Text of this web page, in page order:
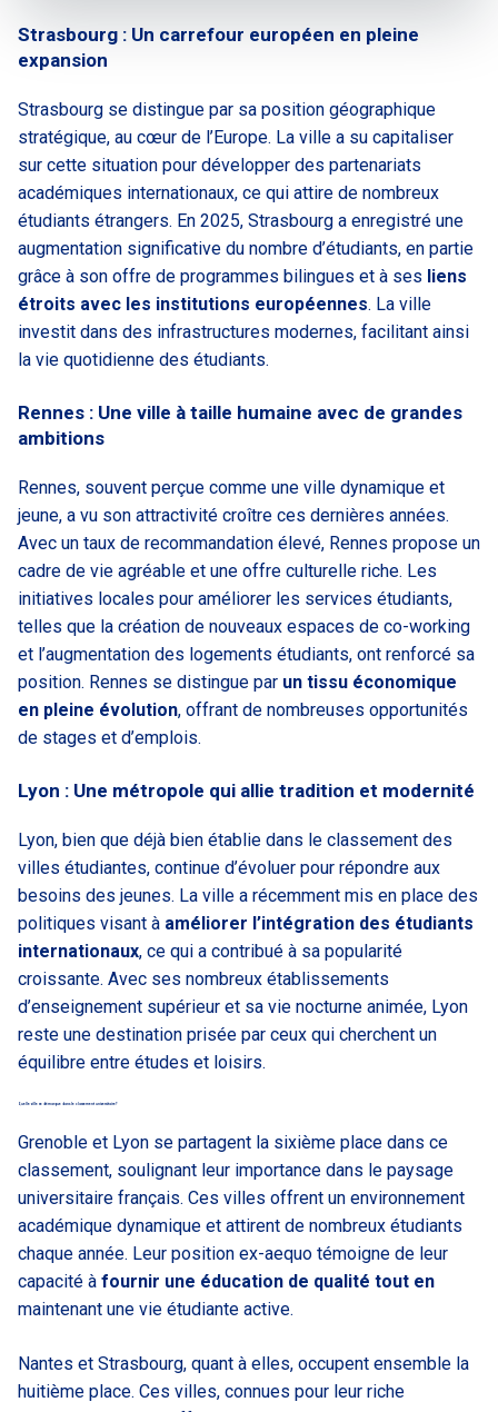
Strasbourg : Un carrefour européen en pleine
expansion
Strasbourg se distingue par sa position géographique
stratégique, au cœur de l’Europe. La ville a su capitaliser
sur cette situation pour développer des partenariats
académiques internationaux, ce qui attire de nombreux
étudiants étrangers. En 2025, Strasbourg a enregistré une
augmentation significative du nombre d’étudiants, en partie
grâce à son offre de programmes bilingues et à ses liens
étroits avec les institutions européennes. La ville
investit dans des infrastructures modernes, facilitant ainsi
la vie quotidienne des étudiants.
Rennes : Une ville à taille humaine avec de grandes
ambitions
Rennes, souvent perçue comme une ville dynamique et
jeune, a vu son attractivité croître ces dernières années.
Avec un taux de recommandation élevé, Rennes propose un
cadre de vie agréable et une offre culturelle riche. Les
initiatives locales pour améliorer les services étudiants,
telles que la création de nouveaux espaces de co-working
et l’augmentation des logements étudiants, ont renforcé sa
position. Rennes se distingue par un tissu économique
en pleine évolution, offrant de nombreuses opportunités
de stages et d’emplois.
Lyon : Une métropole qui allie tradition et modernité
Lyon, bien que déjà bien établie dans le classement des
villes étudiantes, continue d’évoluer pour répondre aux
besoins des jeunes. La ville a récemment mis en place des
politiques visant à améliorer l’intégration des étudiants
internationaux, ce qui a contribué à sa popularité
croissante. Avec ses nombreux établissements
d’enseignement supérieur et sa vie nocturne animée, Lyon
reste une destination prisée par ceux qui cherchent un
équilibre entre études et loisirs.
Quelle ville se démarque dans le classement universitaire?
Grenoble et Lyon se partagent la sixième place dans ce
classement, soulignant leur importance dans le paysage
universitaire français. Ces villes offrent un environnement
académique dynamique et attirent de nombreux étudiants
chaque année. Leur position ex-aequo témoigne de leur
capacité à fournir une éducation de qualité tout en
maintenant une vie étudiante active.
Nantes et Strasbourg, quant à elles, occupent ensemble la
huitième place. Ces villes, connues pour leur riche